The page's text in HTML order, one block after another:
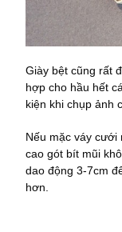
Giày bệt cũng rất
hợp cho hầu hết
kiện khi chụp ảnh
Nếu mặc váy cưới
cao gót bít mũi
dao động 3-7cm
hơn.